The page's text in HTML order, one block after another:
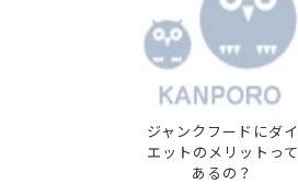
ジャンクフードにダイ
エットのメリットって
あるの？